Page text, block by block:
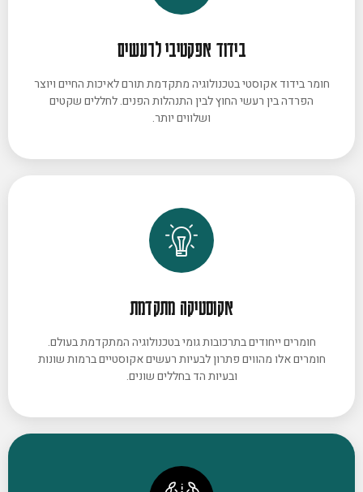
בידוד אפקטיבי לרעשים
חומר בידוד אקוסטי בטכנולוגיה מתקדמת תורם לאיכות החיים ויוצר
הפרדה בין רעשי החוץ לבין התנהלות הפנים. לחללים שקטים
ושלווים יותר.
אקוסטיקה מתקדמת
חומרים ייחודים בתרכובות גומי בטכנולוגיה המתקדמת בעולם.
חומרים אלו מהווים פתרון לבעיות רעשים אקוסטיים ברמות שונות
ובעיות הד בחללים שונים.